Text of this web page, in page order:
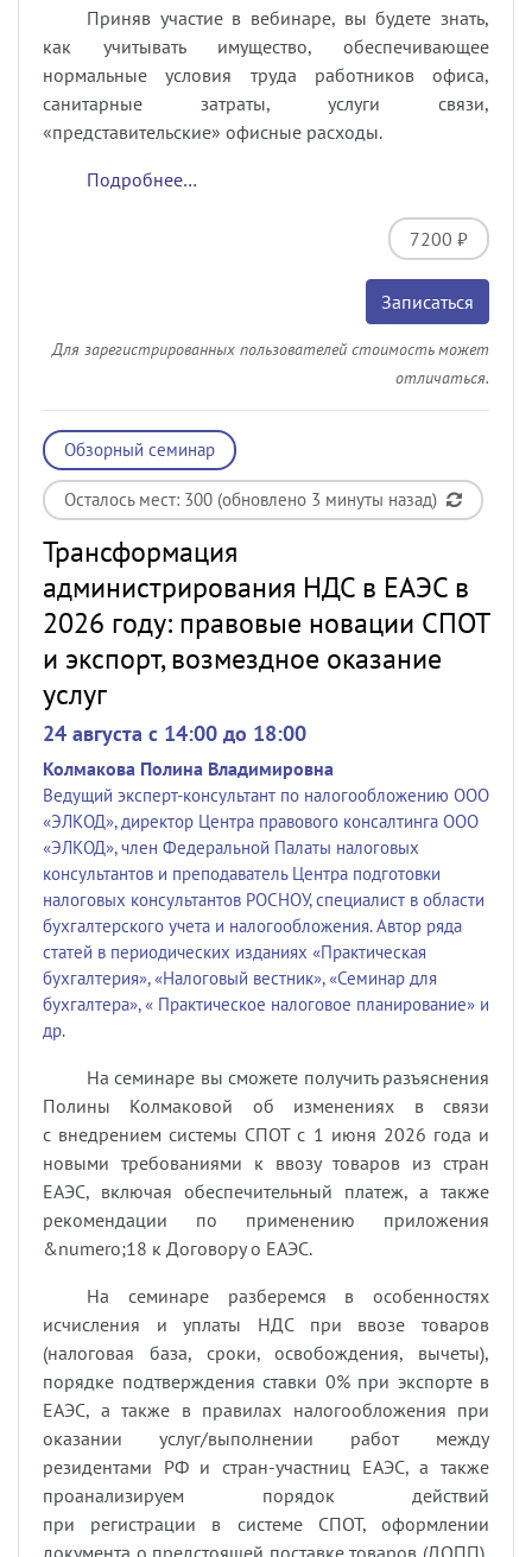
Приняв участие в вебинаре, вы будете знать,
как учитывать имущество, обеспечивающее
нормальные условия труда работников офиса,
санитарные затраты, услуги связи,
«представительские» офисные расходы.
Подробнее…
7200 ₽
Записаться
Для зарегистрированных пользователей стоимость может
отличаться.
Обзорный семинар
Осталось мест: 300 (обновлено 3 минуты назад)
Трансформация
администрирования НДС в ЕАЭС в
2026 году: правовые новации СПОТ
и экспорт, возмездное оказание
услуг
24 августа c 14:00 до 18:00
Колмакова Полина Владимировна
Ведущий эксперт-консультант по налогообложению ООО
«ЭЛКОД», директор Центра правового консалтинга ООО
«ЭЛКОД», член Федеральной Палаты налоговых
консультантов и преподаватель Центра подготовки
налоговых консультантов РОСНОУ, специалист в области
бухгалтерского учета и налогообложения. Автор ряда
статей в периодических изданиях «Практическая
бухгалтерия», «Налоговый вестник», «Семинар для
бухгалтера», « Практическое налоговое планирование» и
др.
На семинаре вы сможете получить разъяснения
Полины Колмаковой об изменениях в связи
с внедрением системы СПОТ с 1 июня 2026 года и
новыми требованиями к ввозу товаров из стран
ЕАЭС, включая обеспечительный платеж, а также
рекомендации по применению приложения
&numero;18 к Договору о ЕАЭС.
На семинаре разберемся в особенностях
исчисления и уплаты НДС при ввозе товаров
(налоговая база, сроки, освобождения, вычеты),
порядке подтверждения ставки 0% при экспорте в
ЕАЭС, а также в правилах налогообложения при
оказании услуг/выполнении работ между
резидентами РФ и стран-участниц ЕАЭС, а также
проанализируем порядок действий
при регистрации в системе СПОТ, оформлении
документа о предстоящей поставке товаров (ДОПП),